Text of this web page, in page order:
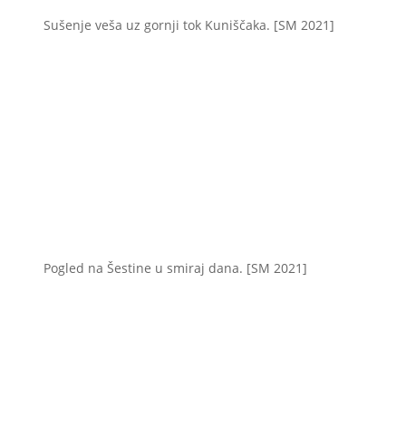
Sušenje veša uz gornji tok Kuniščaka. [SM 2021]
Pogled na Šestine u smiraj dana. [SM 2021]